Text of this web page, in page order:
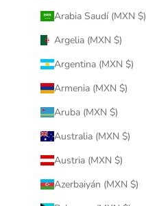
Arabia Saudí (MXN $)
Argelia (MXN $)
Argentina (MXN $)
Armenia (MXN $)
Aruba (MXN $)
Australia (MXN $)
Austria (MXN $)
Azerbaiyán (MXN $)